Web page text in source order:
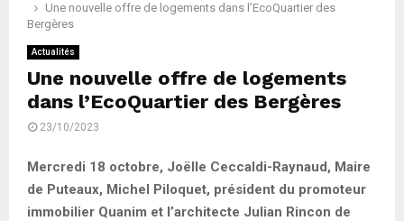
Une nouvelle offre de logements dans l’EcoQuartier des
Bergères
Actualités
Une nouvelle offre de logements
dans l’EcoQuartier des Bergères
23/10/2023
Mercredi 18 octobre, Joëlle Ceccaldi-Raynaud, Maire
de Puteaux, Michel Piloquet, président du promoteur
immobilier Quanim et l’architecte Julian Rincon de